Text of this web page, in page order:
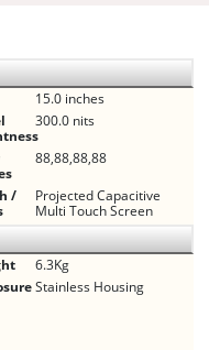
15.0 inches
300.0 nits
88,88,88,88
/
Projected Capacitive
Multi Touch Screen
6.3Kg
Stainless Housing